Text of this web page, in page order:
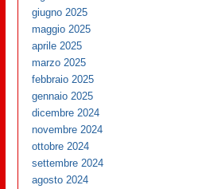
giugno 2025
maggio 2025
aprile 2025
marzo 2025
febbraio 2025
gennaio 2025
dicembre 2024
novembre 2024
ottobre 2024
settembre 2024
agosto 2024